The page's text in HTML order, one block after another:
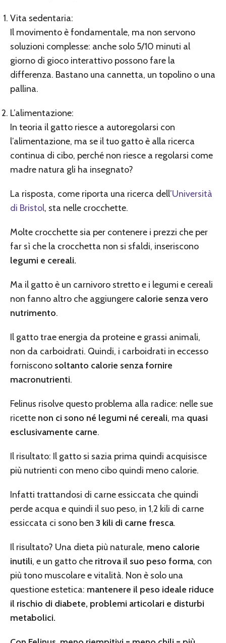
Vita sedentaria:
Il movimento è fondamentale, ma non servono
soluzioni complesse: anche solo 5/10 minuti al
giorno di gioco interattivo possono fare la
differenza. Bastano una cannetta, un topolino o una
pallina.
L’alimentazione:
In teoria il gatto riesce a autoregolarsi con
l’alimentazione, ma se il tuo gatto è alla ricerca
continua di cibo, perché non riesce a regolarsi come
madre natura gli ha insegnato?
La risposta, come riporta una ricerca dell’Università
di Bristol, sta nelle crocchette.
Molte crocchette sia per contenere i prezzi che per
far sì che la crocchetta non si sfaldi, inseriscono
legumi e cereali.
Ma il gatto è un carnivoro stretto e i legumi e cereali
non fanno altro che aggiungere calorie senza vero
nutrimento.
Il gatto trae energia da proteine e grassi animali,
non da carboidrati. Quindi, i carboidrati in eccesso
forniscono soltanto calorie senza fornire
macronutrienti.
Felinus risolve questo problema alla radice: nelle sue
ricette non ci sono né legumi né cereali, ma quasi
esclusivamente carne.
Il risultato: Il gatto si sazia prima quindi acquisisce
più nutrienti con meno cibo quindi meno calorie.
Infatti trattandosi di carne essiccata che quindi
perde acqua e quindi il suo peso, in 1,2 kili di carne
essiccata ci sono ben 3 kili di carne fresca.
Il risultato? Una dieta più naturale, meno calorie
inutili, e un gatto che ritrova il suo peso forma, con
più tono muscolare e vitalità. Non è solo una
questione estetica: mantenere il peso ideale riduce
il rischio di diabete, problemi articolari e disturbi
metabolici.